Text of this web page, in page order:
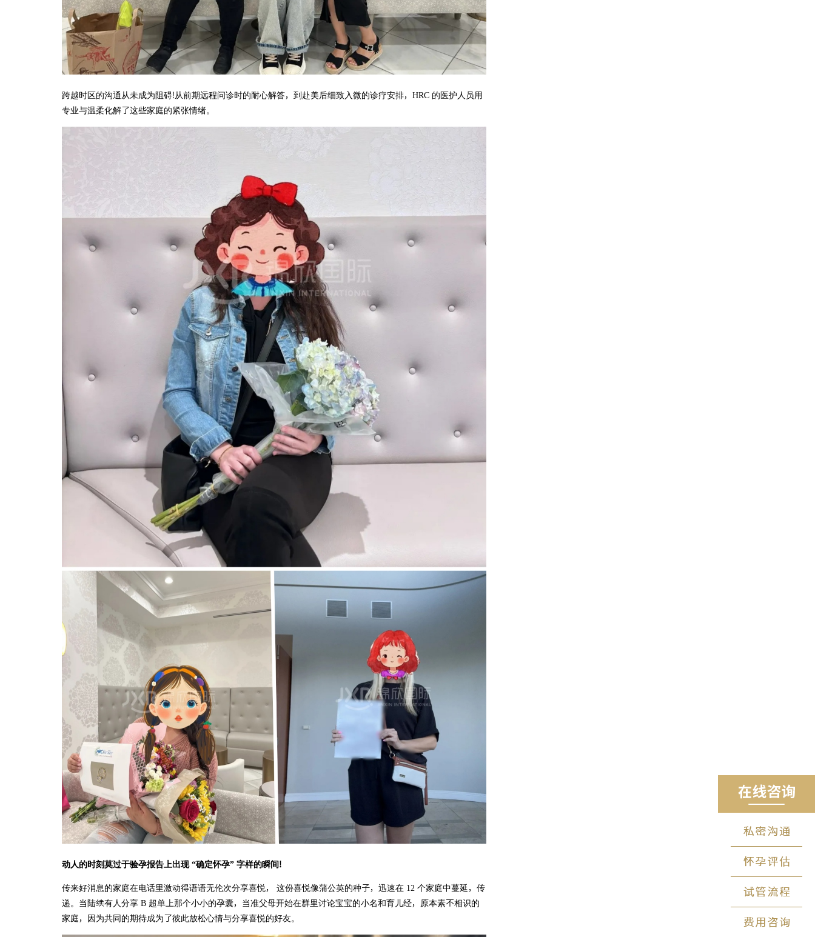
跨越时区的沟通从未成为阻碍!从前期远程问诊时的耐心解答，到赴美后细致入微的诊疗安排，HRC 的医护人员用
专业与温柔化解了这些家庭的紧张情绪。
动人的时刻莫过于验孕报告上出现 “确定怀孕” 字样的瞬间!
传来好消息的家庭在电话里激动得语语无伦次分享喜悦， 这份喜悦像蒲公英的种子，迅速在 12 个家庭中蔓延，传
递。当陆续有人分享 B 超单上那个小小的孕囊，当准父母开始在群里讨论宝宝的小名和育儿经，原本素不相识的
家庭，因为共同的期待成为了彼此放松心情与分享喜悦的好友。